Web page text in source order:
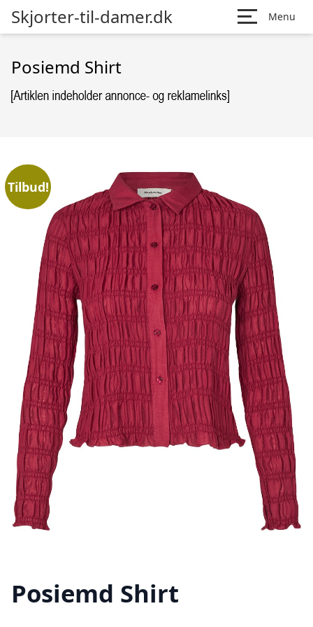
Skjorter-til-damer.dk Menu
Posiemd Shirt
Tilbud!
Posiemd Shirt